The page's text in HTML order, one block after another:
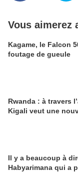
Vous aimerez
Kagame, le Falcon
foutage de gueule
Rwanda : à travers
Kigali veut une
Il y a beaucoup à
Habyarimana qui a